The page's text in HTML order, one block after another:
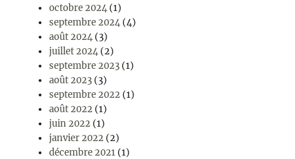
octobre 2024 (1)
septembre 2024 (4)
août 2024 (3)
juillet 2024 (2)
septembre 2023 (1)
août 2023 (3)
septembre 2022 (1)
août 2022 (1)
juin 2022 (1)
janvier 2022 (2)
décembre 2021 (1)